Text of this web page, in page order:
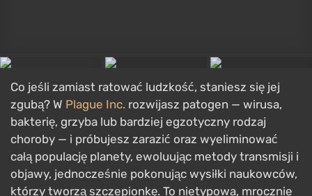
modelem rozprzestrzeniania się chorób, działająca
całkowicie offline. Aktualizacje wciąż są wydawane.
Rebel Inc.
GRA
Rebel Inc: Escalation
Biznes / zarządzanie,Strategia, Widok z góry,W czasie rzeczywistym